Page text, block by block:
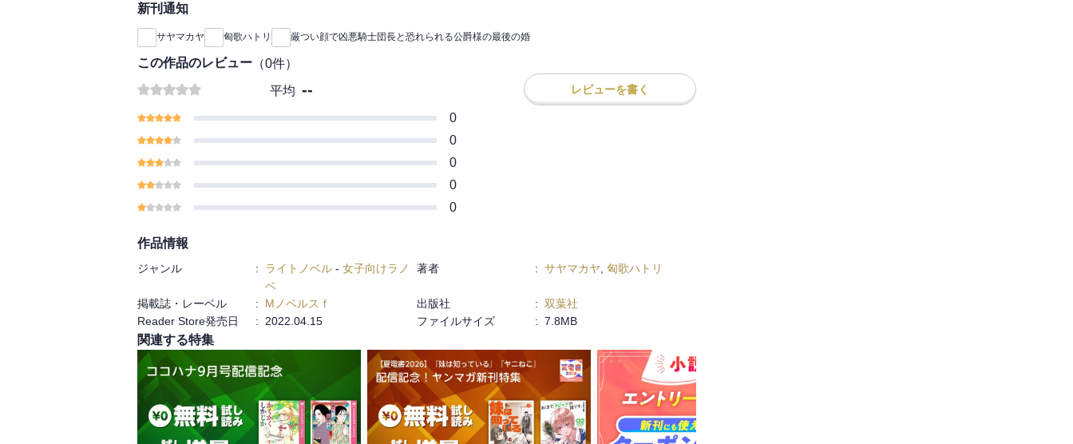
新刊通知
サヤマカヤ 匈歌ハトリ 厳つい顔で凶悪騎士団長と恐れられる公爵様の最後の婚
この作品のレビュー （0件）
平均 -- レビューを書く
0
0
0
0
0
作品情報
ジャンル : ライトノベル - 女子向けラノ
ベ
著者 : サヤマカヤ 匈歌ハトリ
掲載誌・レーベル : Mノベルスｆ 出版社 : 双葉社
Reader Store発売日
: 2022.04.15 ファイルサイズ : 7.8MB
関連する特集